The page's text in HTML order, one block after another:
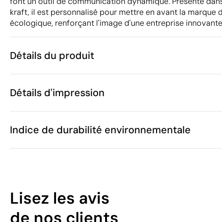
kraft, il est personnalisé pour mettre en avant la marque
écologique, renforçant l'image d'une entreprise
Détails du produit
Caractéristiques
Code du produit
Poids
135 g
Matière
Bois / MDF
Pays d'envoi
Détails d'impression
Indice de durabilité environnementale
42
/100
Lisez les avis